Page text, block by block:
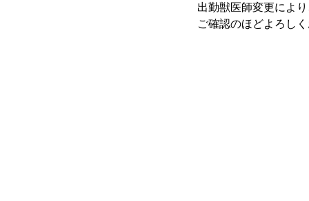
出勤獣医師変更によ
ご確認のほどよろし